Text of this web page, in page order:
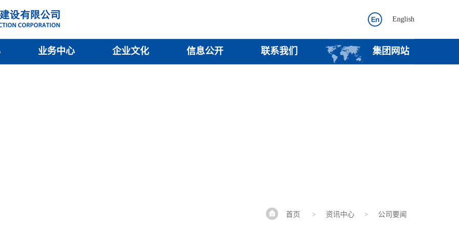
English
业务中心 企业文化 信息公开 联系我们 集团网站
首页 > 资讯中心 > 公司要闻